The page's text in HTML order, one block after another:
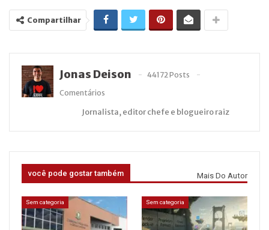
Compartilhar
Jonas Deison
44172 Posts
Comentários
Jornalista, editor chefe e blogueiro raiz
você pode gostar também Mais Do Autor
Sem categoria Sem categoria